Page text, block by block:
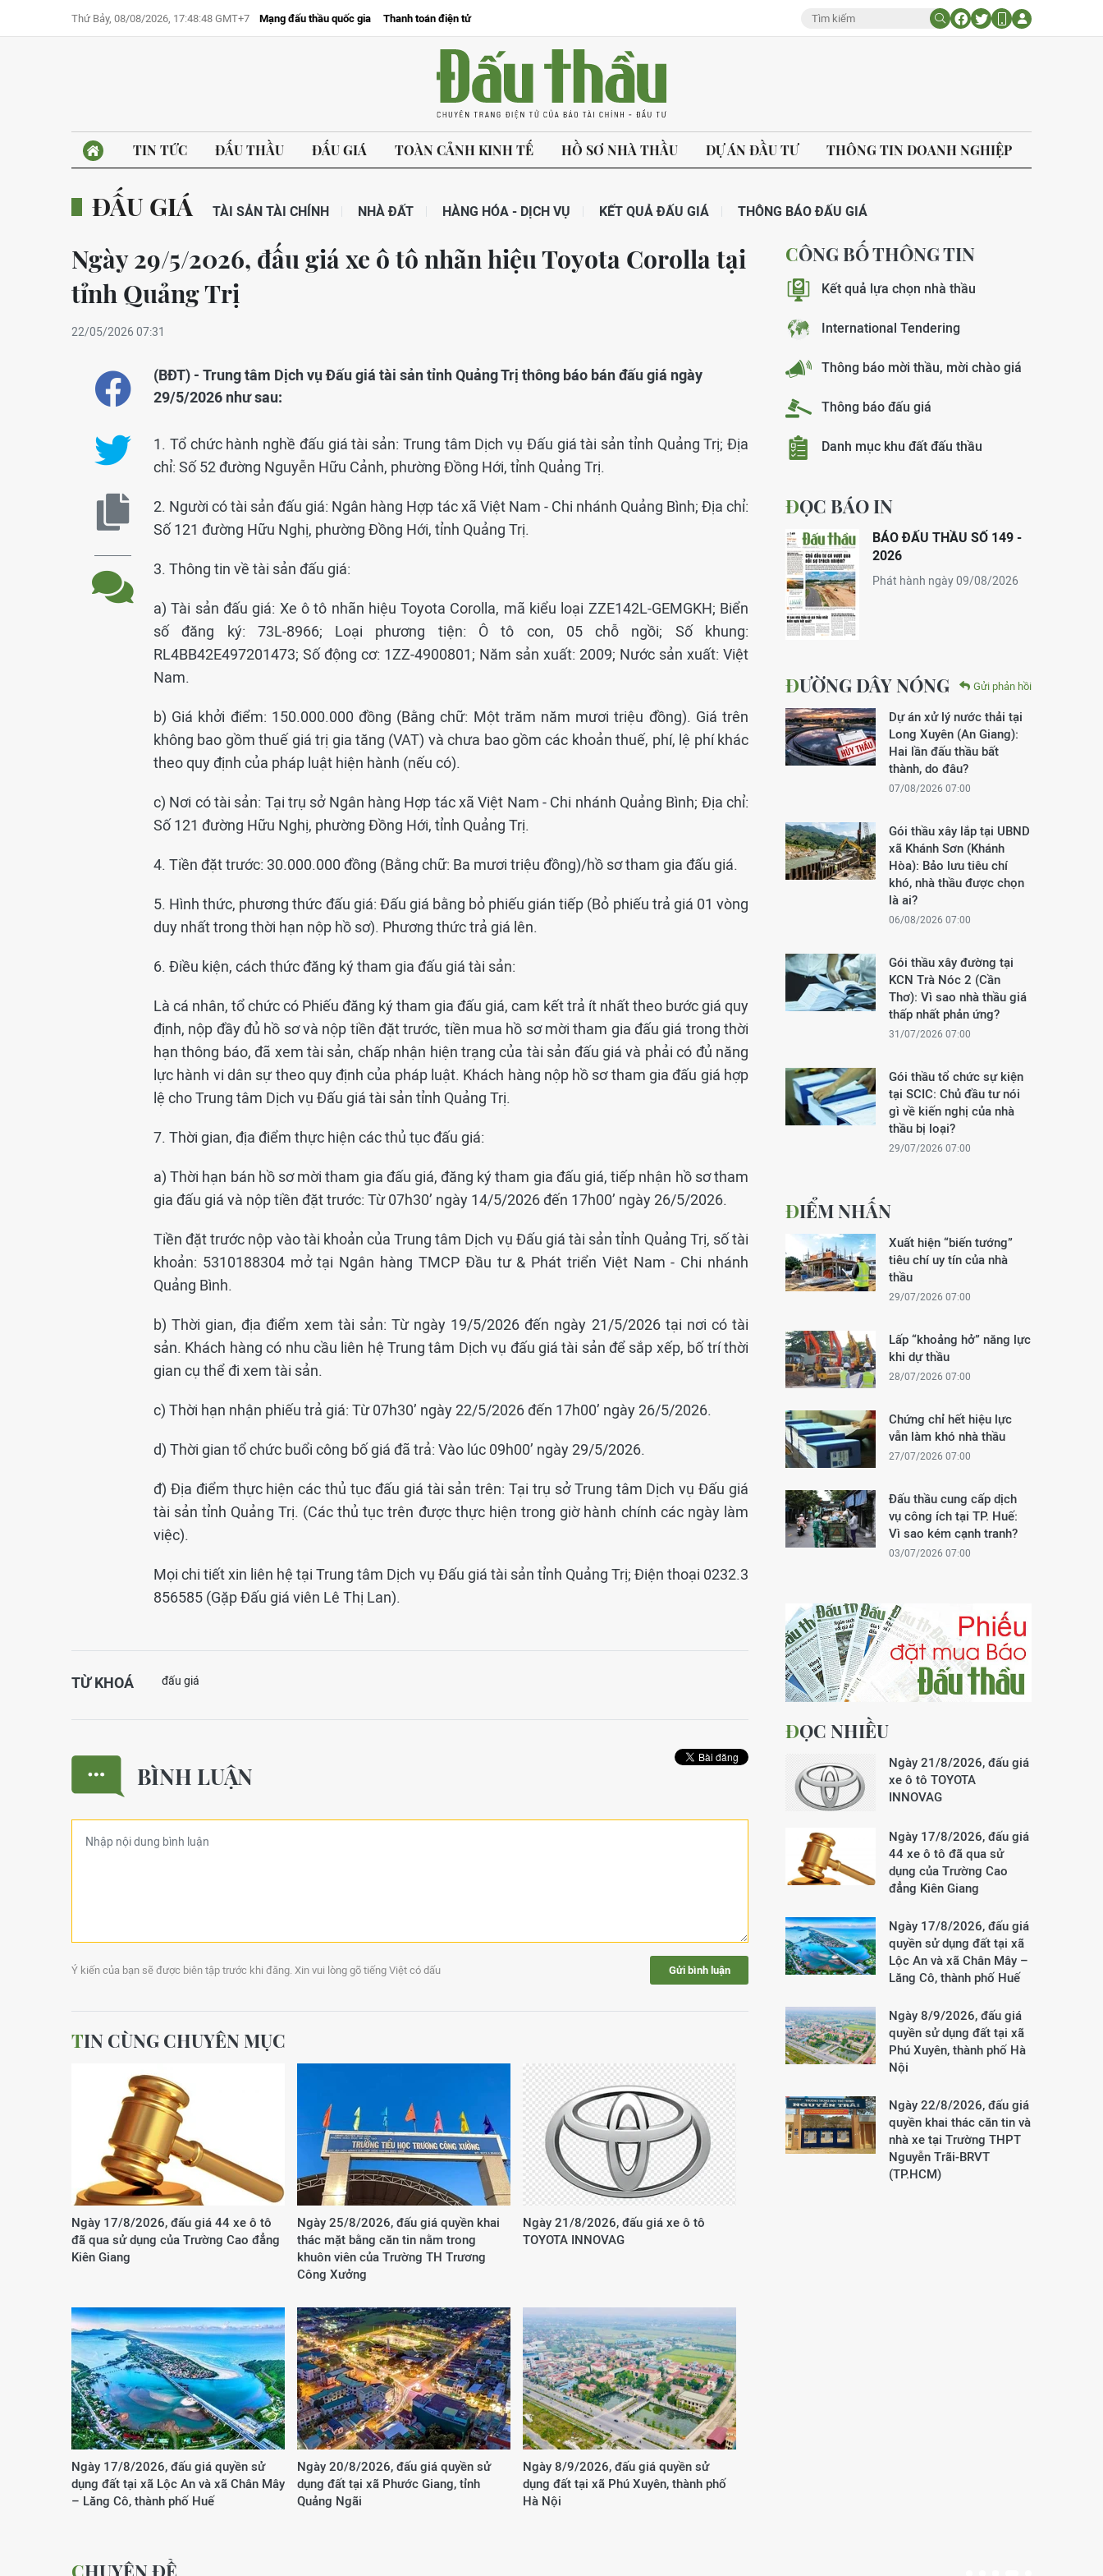
Thứ Bảy, 08/08/2026, 17:48:48 GMT+7 Mạng đấu thầu quốc gia Thanh toán điện tử
TIN TỨC ĐẤU THẦU ĐẤU GIÁ TOÀN CẢNH KINH TẾ HỒ SƠ NHÀ THẦU DỰ ÁN ĐẦU TƯ THÔNG TIN DOANH NGHIỆP
ĐẤU GIÁ TÀI SẢN TÀI CHÍNH NHÀ ĐẤT HÀNG HÓA - DỊCH VỤ KẾT QUẢ ĐẤU GIÁ THÔNG BÁO ĐẤU GIÁ
Ngày 29/5/2026, đấu giá xe ô tô nhãn hiệu Toyota Corolla tại
tỉnh Quảng Trị
22/05/2026 07:31
(BĐT) - Trung tâm Dịch vụ Đấu giá tài sản tỉnh Quảng Trị thông báo bán đấu giá ngày
29/5/2026 như sau:
1. Tổ chức hành nghề đấu giá tài sản: Trung tâm Dịch vụ Đấu giá tài sản tỉnh Quảng Trị; Địa
chỉ: Số 52 đường Nguyễn Hữu Cảnh, phường Đồng Hới, tỉnh Quảng Trị.
2. Người có tài sản đấu giá: Ngân hàng Hợp tác xã Việt Nam - Chi nhánh Quảng Bình; Địa chỉ:
Số 121 đường Hữu Nghị, phường Đồng Hới, tỉnh Quảng Trị.
3. Thông tin về tài sản đấu giá:
a) Tài sản đấu giá: Xe ô tô nhãn hiệu Toyota Corolla, mã kiểu loại ZZE142L-GEMGKH; Biển
số đăng ký: 73L-8966; Loại phương tiện: Ô tô con, 05 chỗ ngồi; Số khung:
RL4BB42E497201473; Số động cơ: 1ZZ-4900801; Năm sản xuất: 2009; Nước sản xuất: Việt
Nam.
b) Giá khởi điểm: 150.000.000 đồng (Bằng chữ: Một trăm năm mươi triệu đồng). Giá trên
không bao gồm thuế giá trị gia tăng (VAT) và chưa bao gồm các khoản thuế, phí, lệ phí khác
theo quy định của pháp luật hiện hành (nếu có).
c) Nơi có tài sản: Tại trụ sở Ngân hàng Hợp tác xã Việt Nam - Chi nhánh Quảng Bình; Địa chỉ:
Số 121 đường Hữu Nghị, phường Đồng Hới, tỉnh Quảng Trị.
4. Tiền đặt trước: 30.000.000 đồng (Bằng chữ: Ba mươi triệu đồng)/hồ sơ tham gia đấu giá.
5. Hình thức, phương thức đấu giá: Đấu giá bằng bỏ phiếu gián tiếp (Bỏ phiếu trả giá 01 vòng
duy nhất trong thời hạn nộp hồ sơ). Phương thức trả giá lên.
6. Điều kiện, cách thức đăng ký tham gia đấu giá tài sản:
Là cá nhân, tổ chức có Phiếu đăng ký tham gia đấu giá, cam kết trả ít nhất theo bước giá quy
định, nộp đầy đủ hồ sơ và nộp tiền đặt trước, tiền mua hồ sơ mời tham gia đấu giá trong thời
hạn thông báo, đã xem tài sản, chấp nhận hiện trạng của tài sản đấu giá và phải có đủ năng
lực hành vi dân sự theo quy định của pháp luật. Khách hàng nộp hồ sơ tham gia đấu giá hợp
lệ cho Trung tâm Dịch vụ Đấu giá tài sản tỉnh Quảng Trị.
7. Thời gian, địa điểm thực hiện các thủ tục đấu giá:
a) Thời hạn bán hồ sơ mời tham gia đấu giá, đăng ký tham gia đấu giá, tiếp nhận hồ sơ tham
gia đấu giá và nộp tiền đặt trước: Từ 07h30’ ngày 14/5/2026 đến 17h00’ ngày 26/5/2026.
Tiền đặt trước nộp vào tài khoản của Trung tâm Dịch vụ Đấu giá tài sản tỉnh Quảng Trị, số tài
khoản: 5310188304 mở tại Ngân hàng TMCP Đầu tư & Phát triển Việt Nam - Chi nhánh
Quảng Bình.
b) Thời gian, địa điểm xem tài sản: Từ ngày 19/5/2026 đến ngày 21/5/2026 tại nơi có tài
sản. Khách hàng có nhu cầu liên hệ Trung tâm Dịch vụ đấu giá tài sản để sắp xếp, bố trí thời
gian cụ thể đi xem tài sản.
c) Thời hạn nhận phiếu trả giá: Từ 07h30’ ngày 22/5/2026 đến 17h00’ ngày 26/5/2026.
d) Thời gian tổ chức buổi công bố giá đã trả: Vào lúc 09h00’ ngày 29/5/2026.
đ) Địa điểm thực hiện các thủ tục đấu giá tài sản trên: Tại trụ sở Trung tâm Dịch vụ Đấu giá
tài sản tỉnh Quảng Trị. (Các thủ tục trên được thực hiện trong giờ hành chính các ngày làm
việc).
Mọi chi tiết xin liên hệ tại Trung tâm Dịch vụ Đấu giá tài sản tỉnh Quảng Trị; Điện thoại 0232.3
856585 (Gặp Đấu giá viên Lê Thị Lan).
TỪ KHOÁ đấu giá
BÌNH LUẬN
Ý kiến của bạn sẽ được biên tập trước khi đăng. Xin vui lòng gõ tiếng Việt có dấu Gửi bình luận
TIN CÙNG CHUYÊN MỤC
Ngày 17/8/2026, đấu giá 44 xe ô tô
đã qua sử dụng của Trường Cao đẳng
Kiên Giang
Ngày 25/8/2026, đấu giá quyền khai
thác mặt bằng căn tin nằm trong
khuôn viên của Trường TH Trương
Công Xưởng
Ngày 21/8/2026, đấu giá xe ô tô
TOYOTA INNOVAG
Ngày 17/8/2026, đấu giá quyền sử
dụng đất tại xã Lộc An và xã Chân Mây
– Lăng Cô, thành phố Huế
Ngày 20/8/2026, đấu giá quyền sử
dụng đất tại xã Phước Giang, tỉnh
Quảng Ngãi
Ngày 8/9/2026, đấu giá quyền sử
dụng đất tại xã Phú Xuyên, thành phố
Hà Nội
CÔNG BỐ THÔNG TIN
Kết quả lựa chọn nhà thầu
International Tendering
Thông báo mời thầu, mời chào giá
Thông báo đấu giá
Danh mục khu đất đấu thầu
ĐỌC BÁO IN
BÁO ĐẤU THẦU SỐ 149 -
2026
Phát hành ngày 09/08/2026
ĐƯỜNG DÂY NÓNG Gửi phản hồi
Dự án xử lý nước thải tại
Long Xuyên (An Giang):
Hai lần đấu thầu bất
thành, do đâu?
07/08/2026 07:00
Gói thầu xây lắp tại UBND
xã Khánh Sơn (Khánh
Hòa): Bảo lưu tiêu chí
khó, nhà thầu được chọn
là ai?
06/08/2026 07:00
Gói thầu xây đường tại
KCN Trà Nóc 2 (Cần
Thơ): Vì sao nhà thầu giá
thấp nhất phản ứng?
31/07/2026 07:00
Gói thầu tổ chức sự kiện
tại SCIC: Chủ đầu tư nói
gì về kiến nghị của nhà
thầu bị loại?
29/07/2026 07:00
ĐIỂM NHẤN
Xuất hiện “biến tướng”
tiêu chí uy tín của nhà
thầu
29/07/2026 07:00
Lấp “khoảng hở” năng lực
khi dự thầu
28/07/2026 07:00
Chứng chỉ hết hiệu lực
vẫn làm khó nhà thầu
27/07/2026 07:00
Đấu thầu cung cấp dịch
vụ công ích tại TP. Huế:
Vì sao kém cạnh tranh?
03/07/2026 07:00
ĐỌC NHIỀU
Ngày 21/8/2026, đấu giá
xe ô tô TOYOTA
INNOVAG
Ngày 17/8/2026, đấu giá
44 xe ô tô đã qua sử
dụng của Trường Cao
đẳng Kiên Giang
Ngày 17/8/2026, đấu giá
quyền sử dụng đất tại xã
Lộc An và xã Chân Mây –
Lăng Cô, thành phố Huế
Ngày 8/9/2026, đấu giá
quyền sử dụng đất tại xã
Phú Xuyên, thành phố Hà
Nội
Ngày 22/8/2026, đấu giá
quyền khai thác căn tin và
nhà xe tại Trường THPT
Nguyễn Trãi-BRVT
(TP.HCM)
CHUYÊN ĐỀ